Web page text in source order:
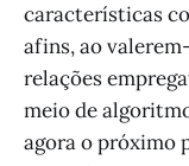
características
afins, ao
relações
meio de
agora o próximo